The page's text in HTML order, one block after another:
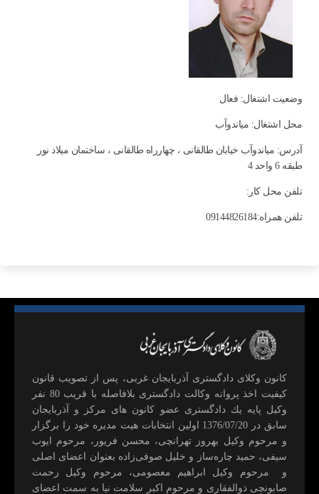
وضعیت اشتغال: فعال
محل اشتغال: مياندوآب
آدرس: میاندوآب خیابان طالقانی ، چهارراه طالقانی ، ساختمان میلاد نور
طبقه 6 واحد 4
تلفن محل کار:
تلفن همراه:09144826184
كانون وكلای دادگستری آذربايجان غربی، پس از تصويب قانون
كيفيت اخذ پروانه وكالت دادگستری بلافاصله با قريب 80 نفر
وكيل پايه يك دادگستری عضو كانون های مركز و آذربايجان
سابق در 1376/07/20 اولين انتخابات هيت مديره خود را برگزار
و مرحوم وکیل بهروز تهرانچی، محسن فريور، مرحوم ايوب
سيفی، حميد چاره‌ساز و خليل صوفی‌زاده بعنوان اعضای اصلی
و مرحوم وکیل ابراهيم معصومی، مرحوم وکیل رحمت
صابونچی ذوالفقاری و مرحوم اكبر سلامت نيا به سمت اعضای